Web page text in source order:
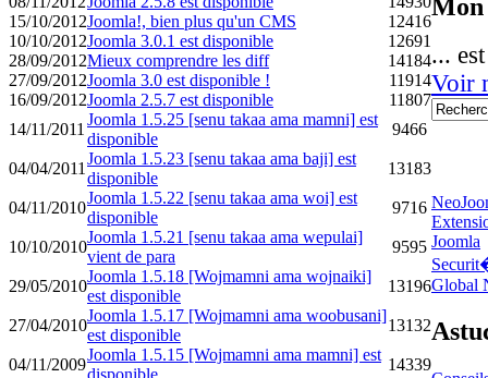
15/10/2012Joomla!, bien plus qu'un CMS
12416
10/10/2012Joomla 3.0.1 est disponible
12691
28/09/2012Mieux comprendre les diff
14184
27/09/2012Joomla 3.0 est disponible !
11914
16/09/2012Joomla 2.5.7 est disponible
11807
14/11/2011
Joomla 1.5.25 [senu takaa ama mamni] est
disponible
9466
04/04/2011
Joomla 1.5.23 [senu takaa ama baji] est
disponible
13183
04/11/2010
Joomla 1.5.22 [senu takaa ama woi] est
disponible
9716
10/10/2010
Joomla 1.5.21 [senu takaa ama wepulai]
vient de para
9595
29/05/2010
Joomla 1.5.18 [Wojmamni ama wojnaiki]
est disponible
13196
27/04/2010
Joomla 1.5.17 [Wojmamni ama woobusani]
est disponible
13132
04/11/2009
Joomla 1.5.15 [Wojmamni ama mamni] est
disponible
14339
...
Voir
Joomla
Global